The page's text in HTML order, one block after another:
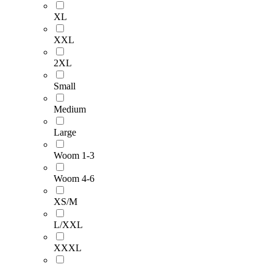
XL
XXL
2XL
Small
Medium
Large
Woom 1-3
Woom 4-6
XS/M
L/XXL
XXXL